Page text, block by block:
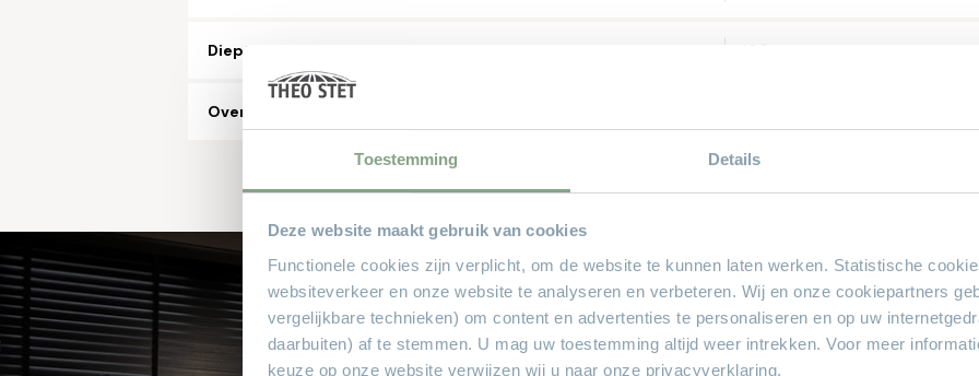
Toestemming Details
Deze website maakt gebruik van cookies
Functionele cookies zijn verplicht, om de website te kunnen laten werken. Statistische
websiteverkeer en onze website te analyseren en verbeteren. Wij en onze cookiepartners
vergelijkbare technieken) om content en advertenties te personaliseren en op uw
daarbuiten) af te stemmen. U mag uw toestemming altijd weer intrekken. Voor meer
keuze op onze website verwijzen wij u naar onze privacyverklaring.
Let op: zorg
Diepte in CM
Overig